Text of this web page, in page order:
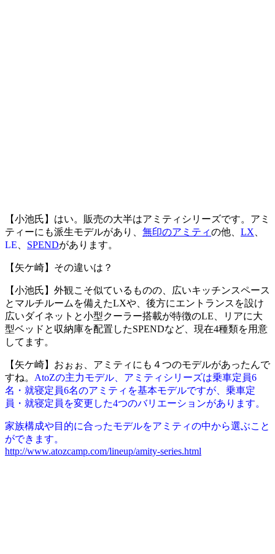
【小池氏】はい。販売の大半はアミティシリーズです。アミ
ティーにも派生モデルがあり、 無印のアミティの他、 LX
LE
SPENDがあります。
【矢ケ崎】その違いは？
【小池氏】外観こそ似ているものの、広いキッチンスペース
とマルチルームを備えたLXや、後方にエントランスを設け
広いダイネットと小型クーラー搭載が特徴のLE、リアに大
型ベッドと収納庫を配置したSPENDなど、現在4種類を用意
してます。
【矢ケ崎】おぉぉ、アミティにも４つのモデルがあったんで
すね。 AtoZの主力モデル、アミティシリーズは乗車定員6
名・就寝定員6名のアミティを基本モデルですが、乗車定
員・就寝定員を変更した4つのバリエーションがあります。
家族構成や目的に合ったモデルをアミティの中から選ぶこと
ができます。
http://www.atozcamp.com/lineup/amity-series.html